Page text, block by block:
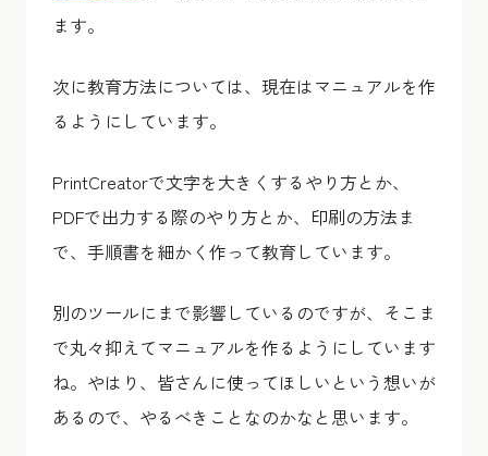
ます。
次に教育方法については、現在はマニュアルを作
るようにしています。
PrintCreatorで文字を大きくするやり方とか、
PDFで出力する際のやり方とか、印刷の方法ま
で、手順書を細かく作って教育しています。
別のツールにまで影響しているのですが、そこま
で丸々抑えてマニュアルを作るようにしています
ね。やはり、皆さんに使ってほしいという想いが
あるので、やるべきことなのかなと思います。